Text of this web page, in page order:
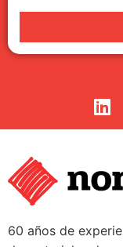
60 años de